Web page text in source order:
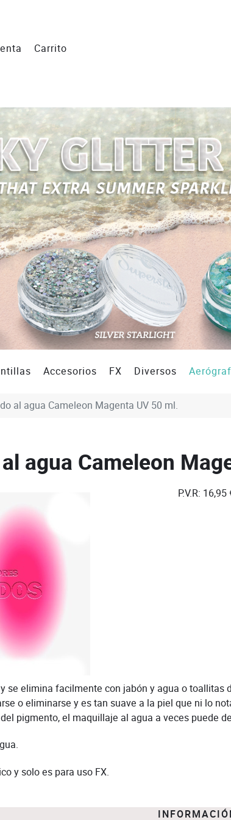
Carrito
Accesorios FX Diversos
al agua Cameleon Magenta UV 50 ml.
agua Cameleon
P.V.R: 16,95
se elimina facilmente con jabón y agua o toallitas
o eliminarse y es tan suave a la piel que ni lo
pigmento, el maquillaje al agua a veces puede
y solo es para uso FX.